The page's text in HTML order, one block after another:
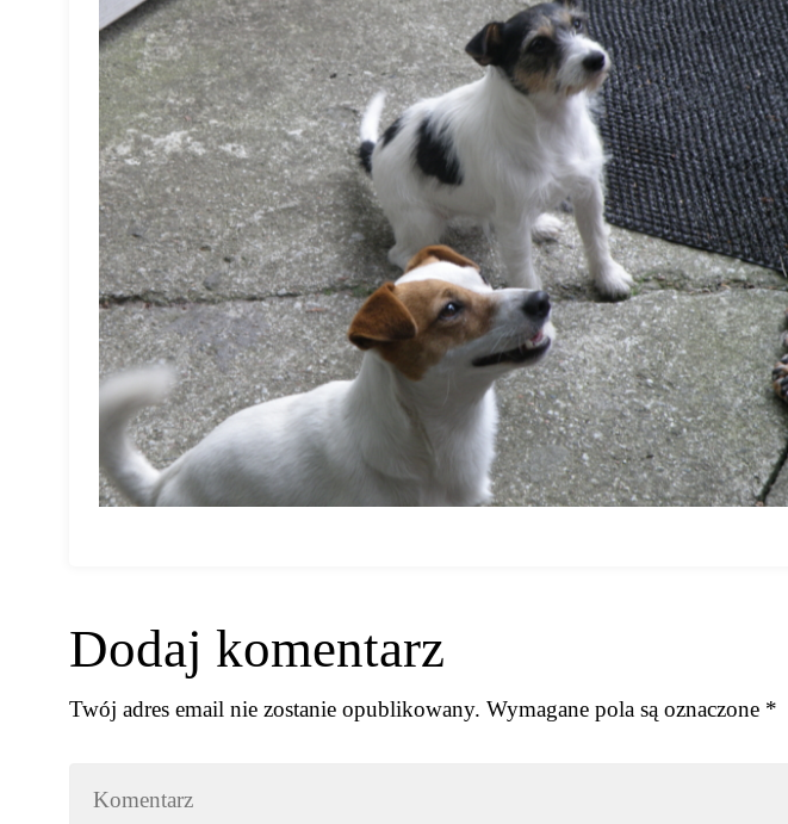
Dodaj komentarz
Twój adres email nie zostanie opublikowany. Wymagane pola są oznaczone *